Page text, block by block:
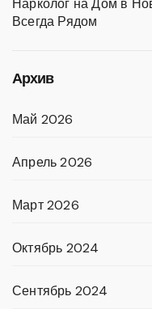
Всегда Рядом
Архив
Май 2026
Апрель 2026
Март 2026
Октябрь 2024
Сентябрь 2024